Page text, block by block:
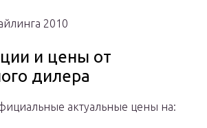
2010
и цены от
дилера
актуальные цены на: